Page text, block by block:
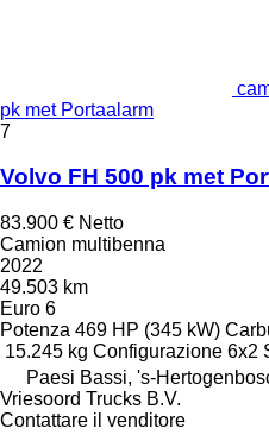
pk met Portaalarm
7
Volvo FH 500 pk met
83.900 € Netto
Camion multibenna
2022
49.503 km
Euro 6
Potenza 469 HP (345 kW)
15.245 kg Configurazione 6x2
Paesi Bassi, 's-
Vriesoord Trucks B.V.
Contattare il venditore